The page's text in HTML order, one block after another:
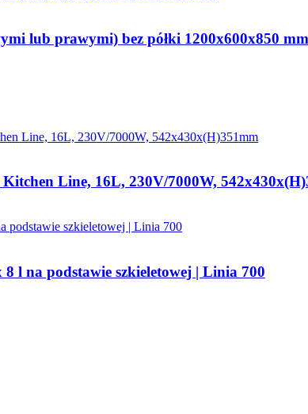
lub prawymi) bez półki 1200x600x850 mm
Line, 16L, 230V/7000W,
l na podstawie szkieletowej | Linia 700